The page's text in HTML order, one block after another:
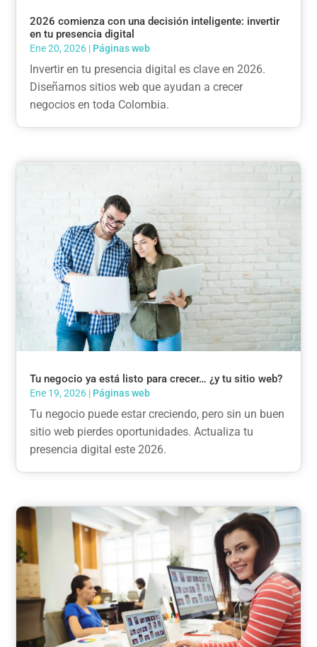
2026 comienza con una decisión inteligente: invertir
en tu presencia digital
Ene 20, 2026 | Páginas web
Invertir en tu presencia digital es clave en 2026.
Diseñamos sitios web que ayudan a crecer
negocios en toda Colombia.
Tu negocio ya está listo para crecer… ¿y tu sitio web?
Ene 19, 2026 | Páginas web
Tu negocio puede estar creciendo, pero sin un buen
sitio web pierdes oportunidades. Actualiza tu
presencia digital este 2026.